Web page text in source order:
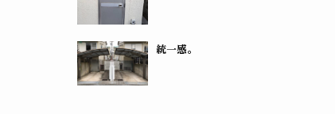
統一感。